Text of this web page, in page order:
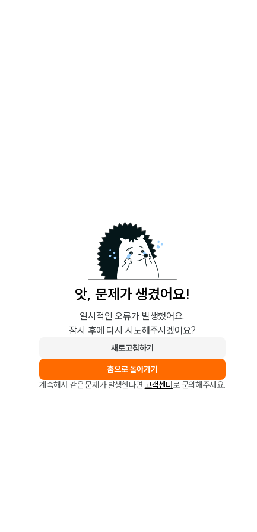
앗, 문제가 생겼어요!
일시적인 오류가 발생했어요.
잠시 후에 다시 시도해주시겠어요?
새로고침하기
홈으로 돌아가기
계속해서 같은 문제가 발생한다면 고객센터로 문의해주세요.